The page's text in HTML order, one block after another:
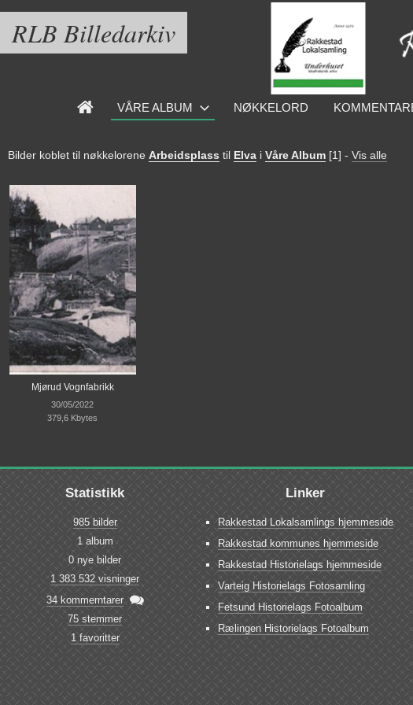
RLB Billedarkiv
VÅRE ALBUM NØKKELORD
Bilder koblet til nøkkelorene Arbeidsplass til Elva i Våre Album [1] - Vis alle
Mjørud Vognfabrikk
30/05/2022
379,6 Kbytes
Statistikk
985 bilder
1 album
0 nye bilder
1 383 532 visninger
34 kommerntarer 
75 stemmer
1 favoritter
Linker
Rakkestad Lokalsamlings hjemmeside
Rakkestad kommunes hjemmeside
Rakkestad Historielags hjemmeside
Varteig Historielags Fotosamling
Fetsund Historielags Fotoalbum
Rælingen Historielags Fotoalbum